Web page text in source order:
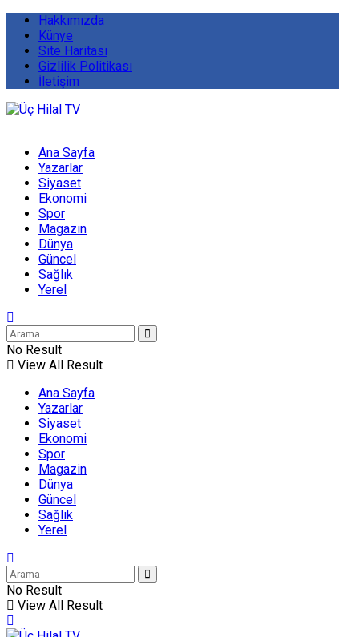
Hakkımızda
Künye
Site Haritası
Gizlilik Politikası
İletişim
Ana Sayfa
Yazarlar
Siyaset
Ekonomi
Spor
Magazin
Dünya
Güncel
Sağlık
Yerel
No Result
View All Result
Ana Sayfa
Yazarlar
Siyaset
Ekonomi
Spor
Magazin
Dünya
Güncel
Sağlık
Yerel
No Result
View All Result